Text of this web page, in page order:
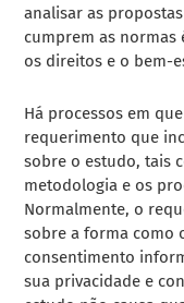
analisar as
cumprem as normas
os direitos e o bem-
Há processos em
requerimento que
sobre o estudo, tais
metodologia e os
Normalmente, o
sobre a forma como
consentimento
sua privacidade e